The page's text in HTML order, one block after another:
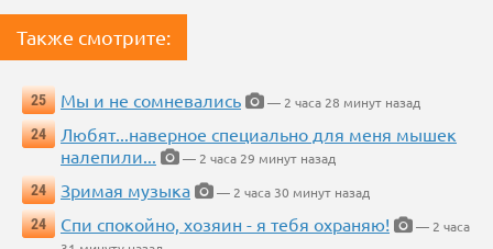
Также смотрите:
25 Мы и не сомневались
— 2 часа 28 минут назад
24
Любят...наверное специально для меня мышек
налепили...
— 2 часа 29 минут назад
24
Зримая музыка
— 2 часа 30 минут назад
24
Спи спокойно, хозяин - я тебя охраняю!
— 2 часа